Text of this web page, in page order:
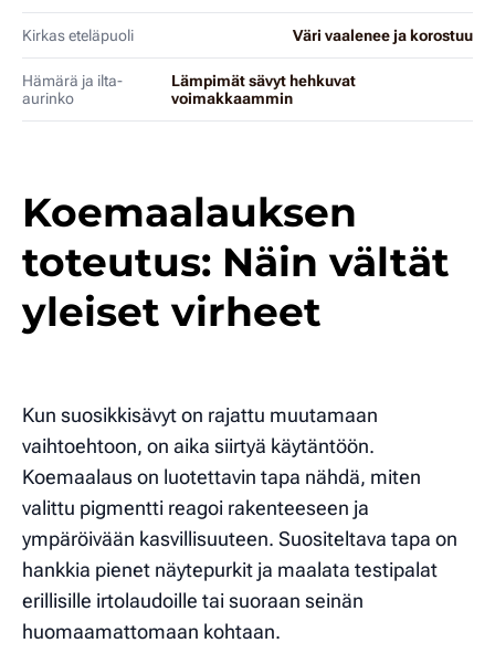
Kirkas eteläpuoli Väri vaalenee ja korostuu
Hämärä ja ilta-
aurinko
Lämpimät sävyt hehkuvat
voimakkaammin
Koemaalauksen
toteutus: Näin vältät
yleiset virheet
Kun suosikkisävyt on rajattu muutamaan
vaihtoehtoon, on aika siirtyä käytäntöön.
Koemaalaus on luotettavin tapa nähdä, miten
valittu pigmentti reagoi rakenteeseen ja
ympäröivään kasvillisuuteen. Suositeltava tapa on
hankkia pienet näytepurkit ja maalata testipalat
erillisille irtolaudoille tai suoraan seinän
huomaamattomaan kohtaan.